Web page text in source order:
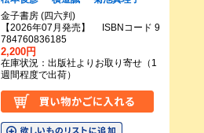
金子書房 (四六判)
【2026年07月発売】 ISBNコード 9
784760836185
2,200円
在庫状況：出版社よりお取り寄せ（1
週間程度で出荷）